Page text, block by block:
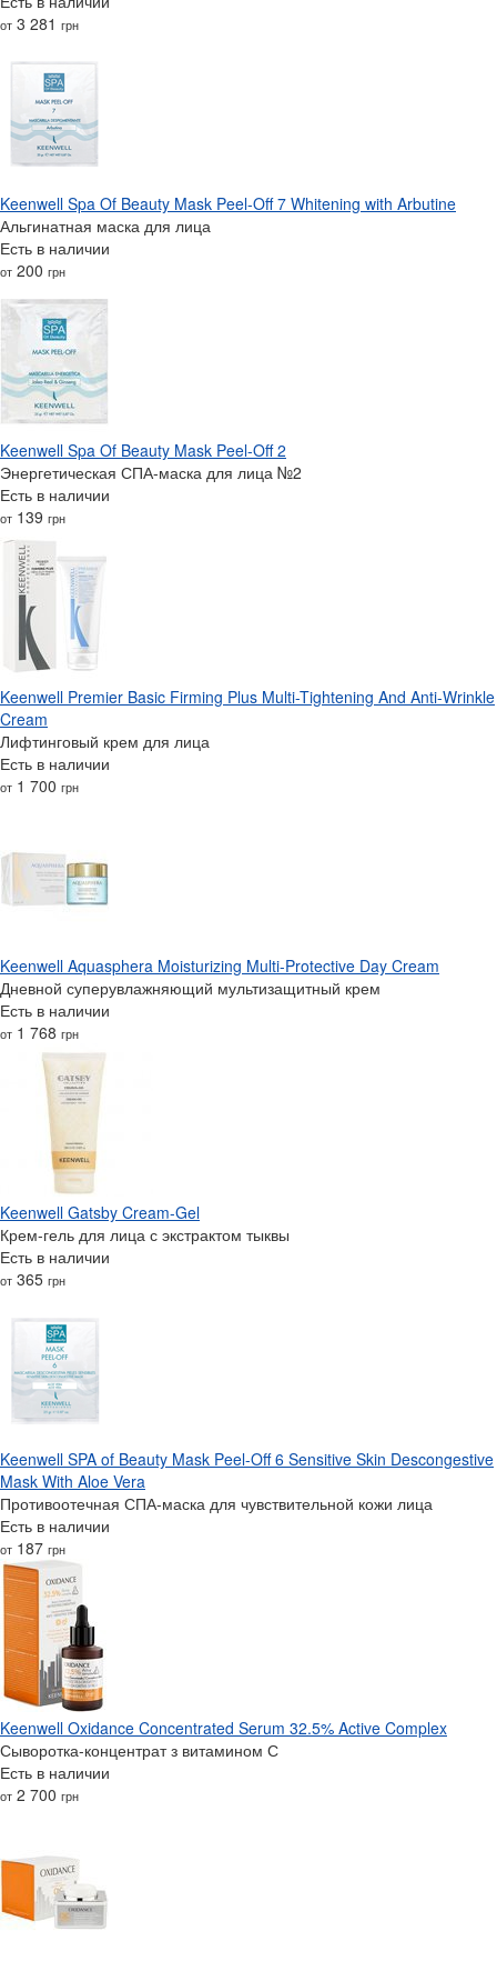
от 3 281 грн
Keenwell Spa Of Beauty Mask Peel-Off 7 Whitening with Arbutine
Альгинатная маска для лица
Есть в наличии
от 200 грн
Keenwell Spa Of Beauty Mask Peel-Off 2
Энергетическая СПА-маска для лица №2
Есть в наличии
от 139 грн
Keenwell Premier Basic Firming Plus Multi-Tightening And Anti-Wrinkle
Cream
Лифтинговый крем для лица
Есть в наличии
от 1 700 грн
Keenwell Aquasphera Moisturizing Multi-Protective Day Cream
Дневной суперувлажняющий мультизащитный крем
Есть в наличии
от 1 768 грн
Keenwell Gatsby Cream-Gel
Крем-гель для лица с экстрактом тыквы
Есть в наличии
от 365 грн
Keenwell SPA of Beauty Mask Peel-Off 6 Sensitive Skin Descongestive
Mask With Aloe Vera
Противоотечная СПА-маска для чувствительной кожи лица
Есть в наличии
от 187 грн
Keenwell Oxidance Concentrated Serum 32.5% Active Complex
Сыворотка-концентрат з витамином С
Есть в наличии
от 2 700 грн